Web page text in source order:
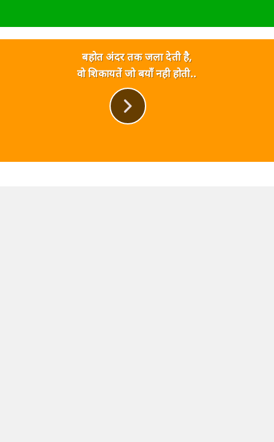
बहोत अंदर तक जला देती है,
वो शिकायतें जो बयाँ नही होती..